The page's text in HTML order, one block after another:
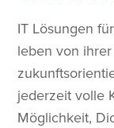
IT Lösungen
leben von
jederzeit volle
Möglichkeit,